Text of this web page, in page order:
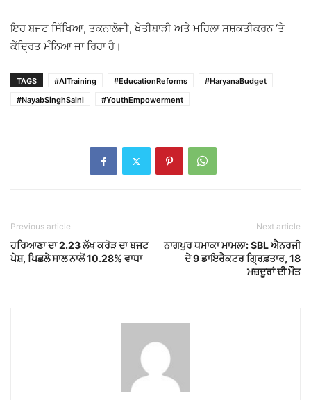
ਇਹ ਬਜਟ ਸਿੱਖਿਆ, ਤਕਨਾਲੋਜੀ, ਖੇਤੀਬਾੜੀ ਅਤੇ ਮਹਿਲਾ ਸਸ਼ਕਤੀਕਰਨ ‘ਤੇ
ਕੇਂਦ੍ਰਿਤ ਮੰਨਿਆ ਜਾ ਰਿਹਾ ਹੈ।
TAGS #AITraining #EducationReforms
#HaryanaBudget
#NayabSinghSaini
#YouthEmpowerment
Previous article
ਹਰਿਆਣਾ ਦਾ 2.23 ਲੱਖ ਕਰੋੜ ਦਾ ਬਜਟ
ਪੇਸ਼, ਪਿਛਲੇ ਸਾਲ ਨਾਲੋਂ 10.28% ਵਾਧਾ
Next article
ਨਾਗਪੁਰ ਧਮਾਕਾ ਮਾਮਲਾ: SBL ਐਨਰਜੀ
ਦੇ 9 ਡਾਇਰੈਕਟਰ ਗ੍ਰਿਫ਼ਤਾਰ, 18
ਮਜ਼ਦੂਰਾਂ ਦੀ ਮੌਤ